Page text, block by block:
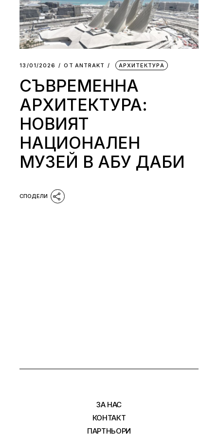
13/01/2026 ОТ АNTRAKT АРХИТЕКТУРА
СЪВРЕМЕННА
АРХИТЕКТУРА:
НОВИЯТ
НАЦИОНАЛЕН
МУЗЕЙ В АБУ ДАБИ
ЗА НАС
КОНТАКТ
ПАРТНЬОРИ